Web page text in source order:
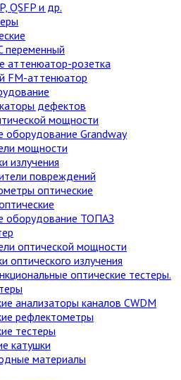
QSFP и др.
переменный
аттенюатор-розетка
FM-аттенюатор
дефектов
мощности
оборудование Grandway
мощности
излучения
повреждений
оптические
оборудование ТОПАЗ
оптической мощности
оптического излучения
оптические тестеры.
анализаторы каналов CWDM
рефлектометры
тестеры
катушки
материалы